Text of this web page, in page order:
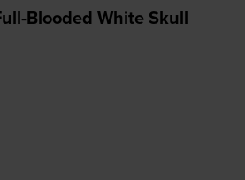
Blooded White Skull